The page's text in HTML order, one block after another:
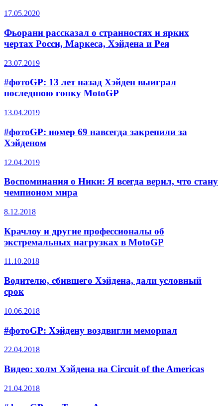
17.05.2020
Фьорани рассказал о странностях и ярких
чертах Росси, Маркеса, Хэйдена и Рея
23.07.2019
#фотоGP: 13 лет назад Хэйден выиграл
последнюю гонку MotoGP
13.04.2019
#фотоGP: номер 69 навсегда закрепили за
Хэйденом
12.04.2019
Воспоминания о Ники: Я всегда верил, что стану
чемпионом мира
8.12.2018
Крачлоу и другие профессионалы об
экстремальных нагрузках в MotoGP
11.10.2018
Водителю, сбившего Хэйдена, дали условный
срок
10.06.2018
#фотоGP: Хэйдену воздвигли мемориал
22.04.2018
Видео: холм Хэйдена на Circuit of the Americas
21.04.2018